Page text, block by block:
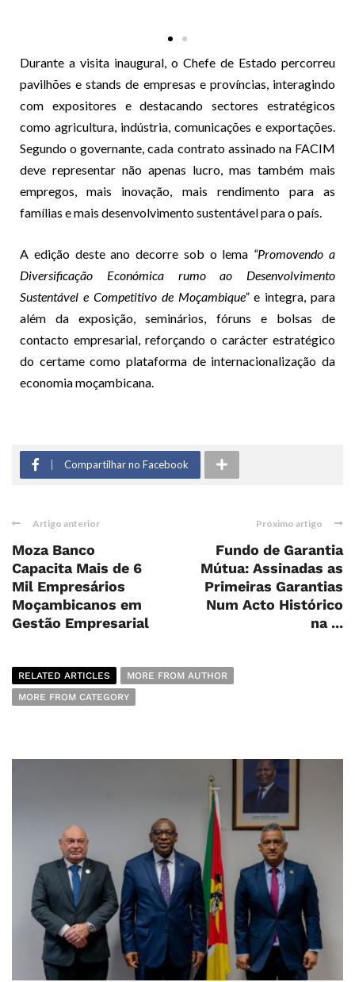
Durante a visita inaugural, o Chefe de Estado percorreu
pavilhões e stands de empresas e províncias, interagindo
com expositores e destacando sectores estratégicos
como agricultura, indústria, comunicações e exportações.
Segundo o governante, cada contrato assinado na FACIM
deve representar não apenas lucro, mas também mais
empregos, mais inovação, mais rendimento para as
famílias e mais desenvolvimento sustentável para o país.
A edição deste ano decorre sob o lema “Promovendo a
Diversificação Económica rumo ao Desenvolvimento
Sustentável e Competitivo de Moçambique”e integra, para
além da exposição, seminários, fóruns e bolsas de
contacto empresarial, reforçando o carácter estratégico
do certame como plataforma de internacionalização da
economia moçambicana.
Compartilhar no Facebook
Artigo anterior
Moza Banco
Capacita Mais de 6
Mil Empresários
Moçambicanos em
Gestão Empresarial
Próximo artigo
Fundo de Garantia
Mútua: Assinadas as
Primeiras Garantias
Num Acto Histórico
na ...
RELATED ARTICLES
MORE FROM AUTHOR
MORE FROM CATEGORY